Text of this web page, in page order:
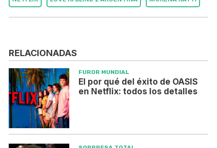
RELACIONADAS
FUROR MUNDIAL
El por qué del éxito de OASIS
en Netflix: todos los detalles